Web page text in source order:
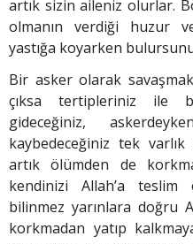
artık sizin aileniz olurlar.
olmanın verdiği huzur
yastığa koyarken
Bir asker olarak
çıksa tertipleriniz ile
gideceğiniz,
kaybedeceğiniz tek
artık ölümden de
kendinizi Allah’a teslim
bilinmez yarınlara doğru
korkmadan yatıp